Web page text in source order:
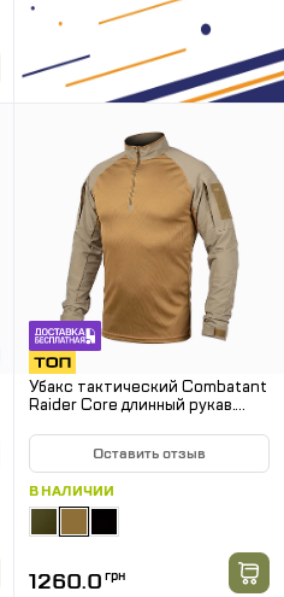
Убакс тактический Combatant
Raider Core длинный рукав.
Оставить отзыв
В НАЛИЧИИ
1260.0 грн